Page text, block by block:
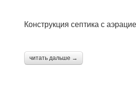
Конструкция септика с
читать дальше →